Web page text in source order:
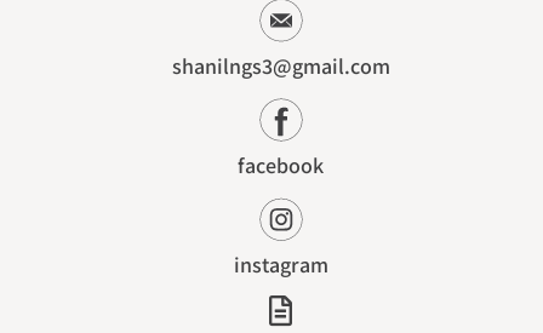
shanilngs3@gmail.com
facebook
instagram